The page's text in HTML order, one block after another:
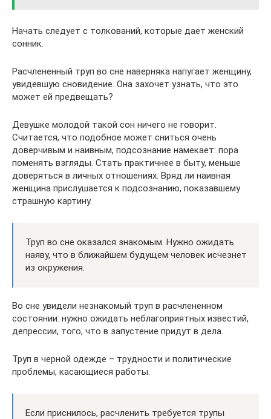
Начать следует с толкований, которые дает женский
сонник.
Расчлененный труп во сне наверняка напугает женщину,
увидевшую сновидение. Она захочет узнать, что это
может ей предвещать?
Девушке молодой такой сон ничего не говорит.
Считается, что подобное может сниться очень
доверчивым и наивным, подсознание намекает: пора
поменять взгляды. Стать практичнее в быту, меньше
доверяться в личных отношениях. Вряд ли наивная
женщина прислушается к подсознанию, показавшему
страшную картину.
Труп во сне оказался знакомым. Нужно ожидать
наяву, что в ближайшем будущем человек исчезнет
из окружения.
Во сне увидели незнакомый труп в расчлененном
состоянии: нужно ожидать неблагоприятных известий,
депрессии, того, что в запустение придут в дела.
Труп в черной одежде – трудности и политические
проблемы, касающиеся работы.
Если приснилось, расчленить требуется трупы